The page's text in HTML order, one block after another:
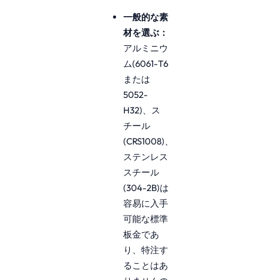
一般的な素
材を選ぶ：
アルミニウ
ム(6061-T6
または
5052-
H32)、ス
チール
(CRS1008)、
ステンレス
スチール
(304-2B)は
容易に入手
可能な標準
板金であ
り、特注す
ることはあ